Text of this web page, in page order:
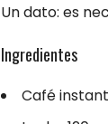
Un dato: es
Ingredientes
Café